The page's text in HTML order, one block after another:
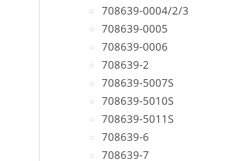
708639-0004/2/3
708639-0005
708639-0006
708639-2
708639-5007S
708639-5010S
708639-5011S
708639-6
708639-7